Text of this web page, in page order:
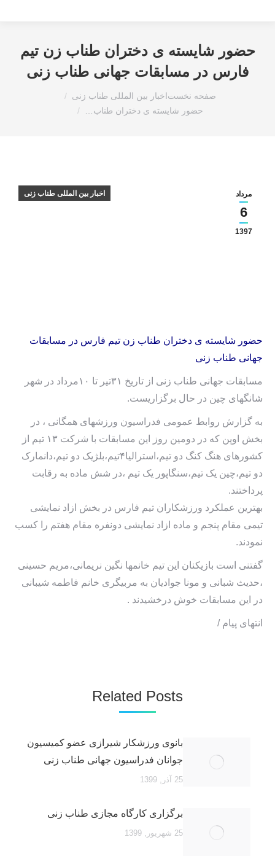
حضور شایسته ی دختران طناب زن تیم
فارس در مسابقات جهانی طناب زنی
صفحه نخست اخبار بین المللی طناب زنی
حضور شایسته ی دختران طناب…
مرداد
6
1397
اخبار بین المللی طناب زنی
حضور شایسته ی دختران طناب زن تیم فارس در مسابقات
جهانی طناب زنی
مسابقات جهانی طناب زنی از تاریخ ۳۱تیر تا ۱۰مرداد در شهر
شانگهای چین در حال برگزاریست.
به گزارش روابط عمومی فدراسیون ورزشهای همگانی ، در
بخش اوپن که در دومین روز این مسابقات با شرکت ۱۳ تیم از
کشورهای هنگ کنگ دو تیم،استرالیا۴تیم،بلژیک دو تیم،دانمارک
دو تیم،چین یک تیم،سنگاپور یک تیم ،در شش ماده به رقابت
پرداختند.
بهترین عملکرد ورزشکاران تیم فارس در بخش ازاد نمایشی
تیمی مقام پنجم و ماده ازاد نمایشی دونفره مقام هفتم را کسب
نمودند.
گفتنی است بازیکنان این تیم خانمها نگین نریمانی،مریم حسینی
،حدیث شبانی و مونا جوادیان به مربیگری خانم فاطمه شیبانی
در این مسابقات خوش درخشیدند .
انتهای پیام /
Related Posts
بانوی ورزشکار شیرازی عضو کمیسیون
جوانان فدراسیون جهانی طناب زنی
25 آذر, 1399
برگزاری کارگاه مجازی طناب زنی
25 شهریور, 1399